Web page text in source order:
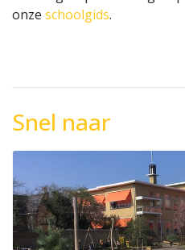
onze schoolgids.
Snel naar